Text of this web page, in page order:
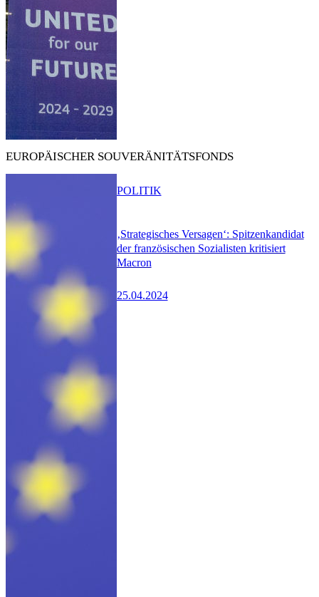
EUROPÄISCHER SOUVERÄNITÄTSFONDS
‚Strategisches Versagen‘: Spitzenkandidat
der französischen Sozialisten kritisiert
Macron
25.04.2024
POLITIK